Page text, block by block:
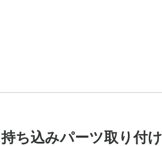
持ち込みパーツ取り付け